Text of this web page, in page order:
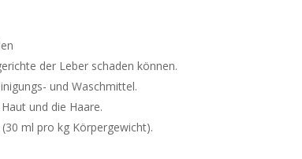
der Leber schaden können.
und Waschmittel.
und die Haare.
ml pro kg Körpergewicht).